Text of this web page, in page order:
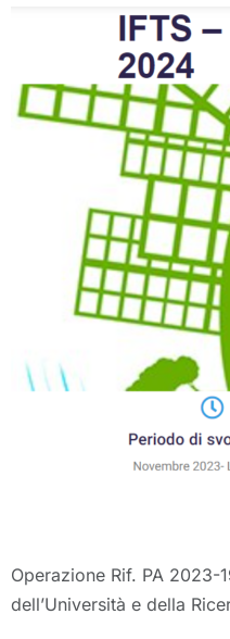
Operazione Rif. PA 2023-
dell’Università e della